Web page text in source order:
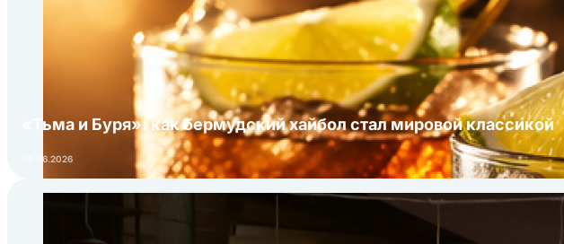
«Тьма и Буря»: как бермудский хайбол стал мировой классикой
09.06.2026